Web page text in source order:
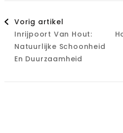
Vorig artikel
Inrijpoort Van Hout:
Natuurlijke Schoonheid
En Duurzaamheid